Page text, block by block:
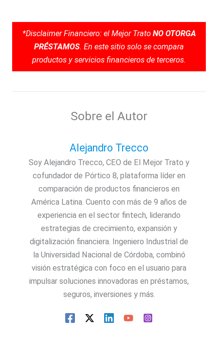
*Disclaimer Financiero: el Mejor Trato NO OTORGA
PRÉSTAMOS. En este sitio solo se compara
productos y servicios financieros de terceros.
Sobre el Autor
Alejandro Trecco
Soy Alejandro Trecco, CEO de El Mejor Trato y
cofundador de Pórtico 8, plataforma líder en
comparación de productos financieros en
América Latina. Cuento con más de 9 años de
experiencia en el sector fintech, liderando
estrategias de crecimiento, expansión y
digitalización financiera. Ingeniero Industrial de
la Universidad Nacional de Córdoba, combinó
visión estratégica con foco en el usuario para
impulsar soluciones innovadoras en préstamos,
seguros, inversiones y más.